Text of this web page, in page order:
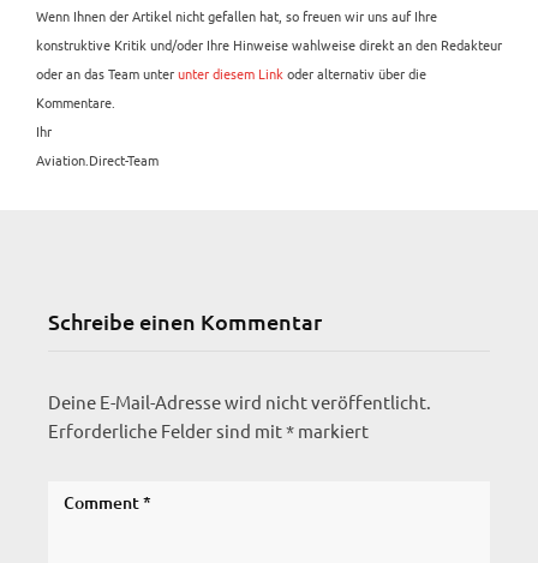
Wenn Ihnen der Artikel nicht gefallen hat, so freuen wir uns auf Ihre
konstruktive Kritik und/oder Ihre Hinweise wahlweise direkt an den Redakteur
oder an das Team unterunter diesem Link oder alternativ über die
Kommentare.
Ihr
Aviation.Direct-Team
Schreibe einen Kommentar
Deine E-Mail-Adresse wird nicht veröffentlicht.
Erforderliche Felder sind mit* markiert